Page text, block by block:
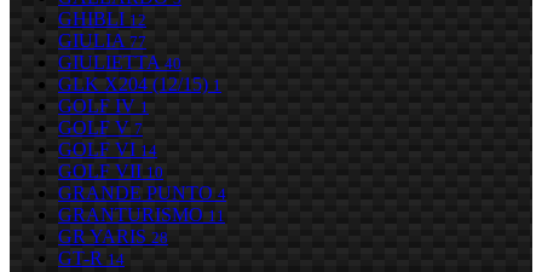
GHIBLI 12
GIULIA 77
GIULIETTA 40
GLK X204 (12/15) 1
GOLF IV 1
GOLF V 7
GOLF VI 14
GOLF VII 10
GRANDE PUNTO 4
GRANTURISMO 11
GR YARIS 28
GT-R 14